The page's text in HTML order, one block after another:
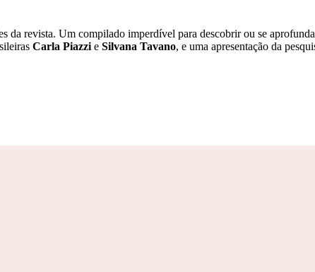
da revista. Um compilado imperdível para descobrir ou se
Carla Piazzi e Silvana Tavano, e uma apresentação da